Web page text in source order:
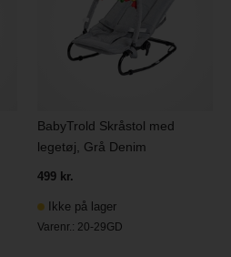
BabyTrold Skråstol med
legetøj, Grå Denim
499 kr.
Ikke på lager
Varenr.: 20-29GD